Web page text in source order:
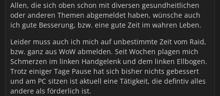
Allen, die sich oben schon mit diversen gesundheitlichen
oder anderen Themen abgemeldet haben, wünsche auch
ich gute Besserung, bzw. eine gute Zeit im wahren Leben.
Leider muss auch ich mich auf unbestimmte Zeit vom Raid,
bzw. ganz aus WoW abmelden. Seit Wochen plagen mich
Schmerzen im linken Handgelenk und dem linken Ellbogen.
Trotz einiger Tage Pause hat sich bisher nichts gebessert
und am PC sitzen ist aktuell eine Tätigkeit, die defintiv alles
andere als förderlich ist.